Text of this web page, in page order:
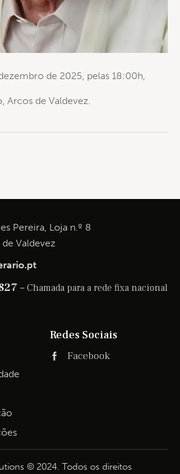
de 2025, pelas 18:00h,
Arcos de Valdevez.
Pereira, Loja n.º 8
Valdevez
– Chamada para a rede fixa nacional
Redes Sociais
Facebook
© 2024. Todos os direitos